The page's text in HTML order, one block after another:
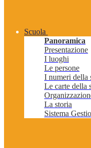
Scuola
Panoramica
Presentazione
I luoghi
Le persone
I numeri della
Le carte della
La storia
Sistema